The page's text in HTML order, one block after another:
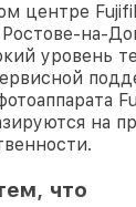
центре
на-
уровень
на
что